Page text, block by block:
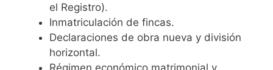
el Registro).
Inmatriculación de fincas.
Declaraciones de obra nueva y división
horizontal.
Régimen económico matrimonial y